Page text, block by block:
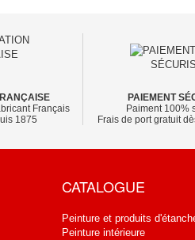
Français
1875
PAIEMENT
Paiment 100%
Frais de port gratuit
CATALOGUE
Peinture et produits
Peinture intérieure